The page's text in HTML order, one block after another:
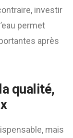
investir
permet
après
qualité,
mais